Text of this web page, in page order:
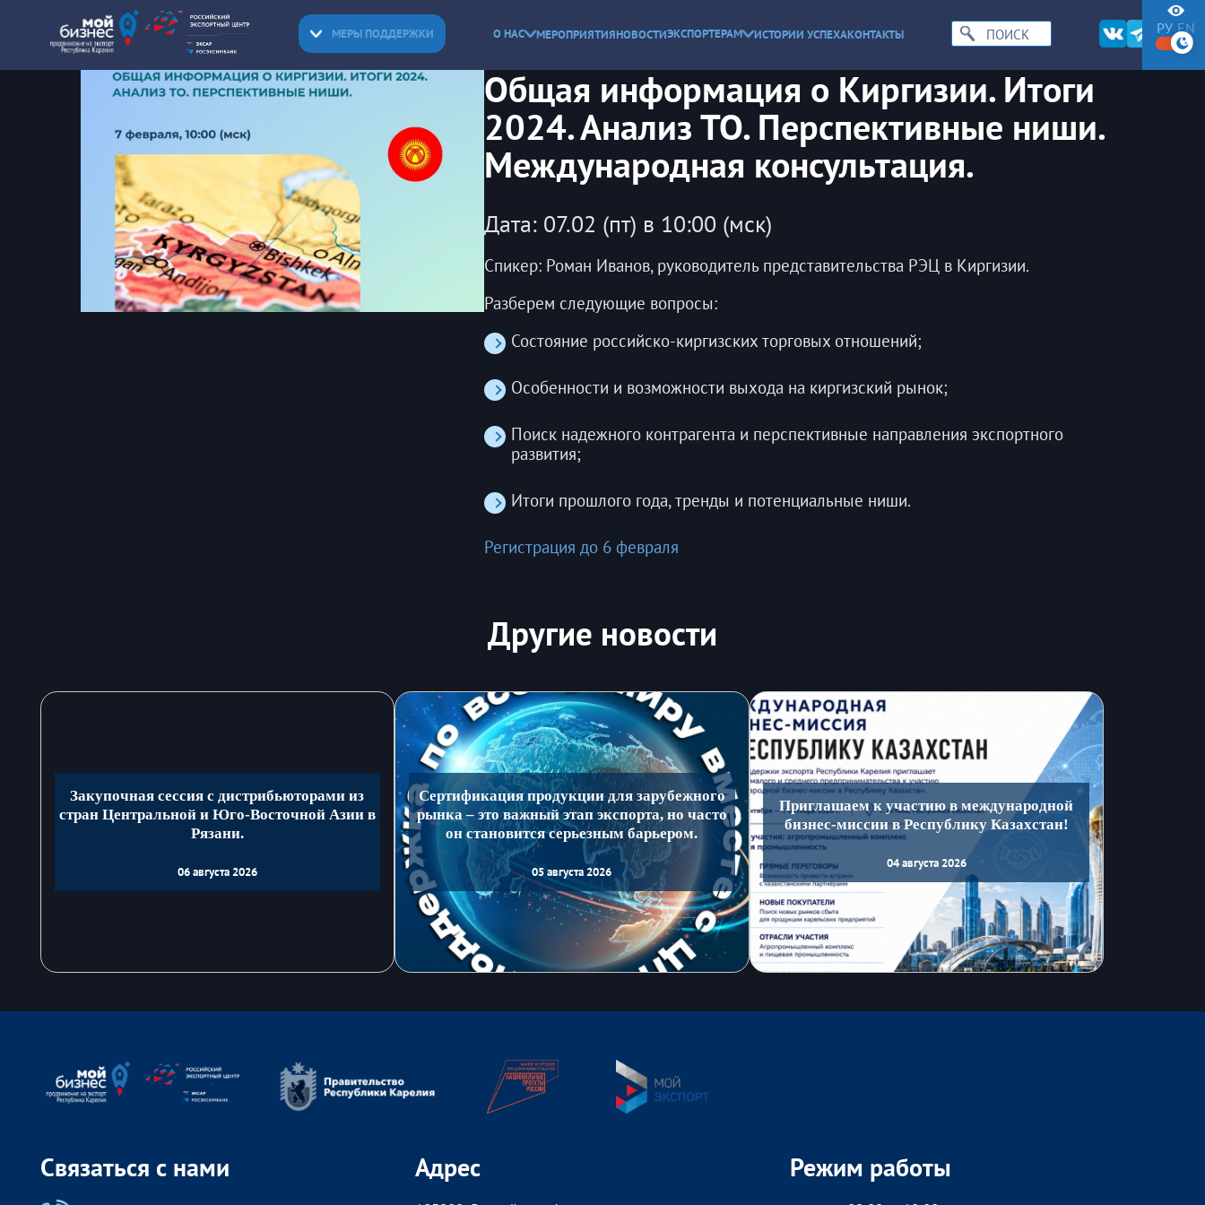
МЕРЫ ПОДДЕРЖКИ О НАС МЕРОПРИЯТИЯНОВОСТИЭКСПОРТЕРАМ ИСТОРИИ УСПЕХАКОНТАКТЫ РУ EN
Общая информация о Киргизии. Итоги
2024. Анализ ТО. Перспективные ниши.
Международная консультация.
Дата: 07.02 (пт) в 10:00 (мск)
Спикер: Роман Иванов, руководитель представительства РЭЦ в Киргизии.
Разберем следующие вопросы:
Состояние российско-киргизских торговых отношений;
Особенности и возможности выхода на киргизский рынок;
Поиск надежного контрагента и перспективные направления экспортного
развития;
Итоги прошлого года, тренды и потенциальные ниши.
Регистрация до 6 февраля
Другие новости
Закупочная сессия с дистрибьюторами из
стран Центральной и Юго-Восточной Азии в
Рязани.
06 августа 2026
Сертификация продукции для зарубежного
рынка – это важный этап экспорта, но часто
он становится серьезным барьером.
05 августа 2026
Приглашаем к участию в международной
бизнес-миссии в Республику Казахстан!
04 августа 2026
Связаться с нами Адрес Режим работы